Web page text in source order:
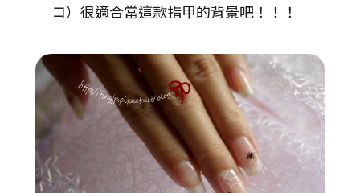
コ）很適合當這款指甲的背景吧！！！